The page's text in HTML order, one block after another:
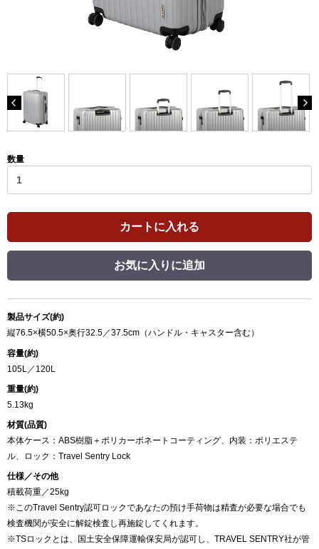
数量
カートに入れる
お気に入りに追加
製品サイズ(約)
縦76.5×横50.5×奥行32.5／37.5cm（ハンドル・キャスター含む）
容量(約)
105L／120L
重量(約)
5.13kg
材質(品質)
本体ケース：ABS樹脂＋ポリカーボネートコーティング、内装：ポリエステ
ル、ロック：Travel Sentry Lock
仕様／その他
積載荷重／25kg
※このTravel Sentry認可ロックであなたの預け手荷物は精査が必要な場合でも
検査機関が安全に解錠検査し再施錠してくれます。
※TSロックとは、国土安全保障運輸保安局が認可し、TRAVEL SENTRY社が管